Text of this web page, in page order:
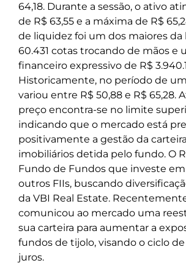
64,18. Durante a sessão, o ativo
de R$ 63,55 e a máxima de R$
de liquidez foi um dos maiores da
60.431 cotas trocando de mãos e
financeiro expressivo de R$
Historicamente, no período de
variou entre R$ 50,88 e R$ 65,28.
preço encontra-se no limite
indicando que o mercado está
positivamente a gestão da
imobiliários detida pelo fundo. O
Fundo de Fundos que investe
outros FIIs, buscando
da VBI Real Estate.
comunicou ao mercado uma
sua carteira para aumentar a
fundos de tijolo, visando o ciclo
juros.